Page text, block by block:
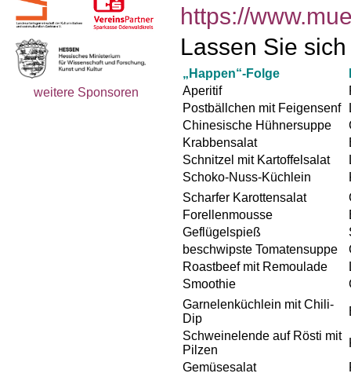
https://
Lassen Sie
„Happen“-Folge
Aperitif
Postbällchen mit Feigensenf
Chinesische Hühnersuppe
Krabbensalat
Schnitzel mit Kartoffelsalat
Schoko-Nuss-Küchlein
Scharfer Karottensalat
Forellenmousse
Geflügelspieß
beschwipste Tomatensuppe
Roastbeef mit Remoulade
Smoothie
Garnelenküchlein mit Chili-
Dip
Schweinelende auf Rösti mit
Pilzen
Gemüsesalat
weitere Sponsoren